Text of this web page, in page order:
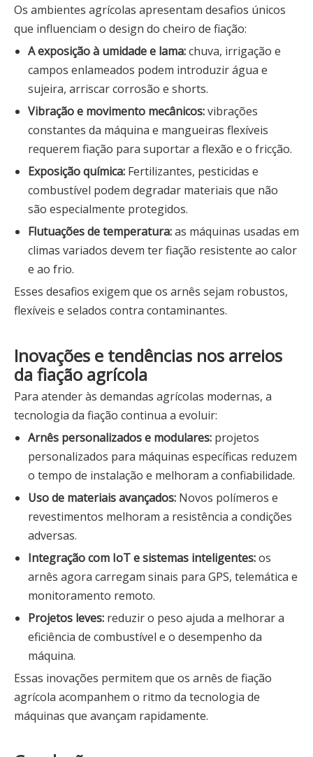
Os ambientes agrícolas apresentam desafios únicos
que influenciam o design do cheiro de fiação:
A exposição à umidade e lama:chuva, irrigação e
campos enlameados podem introduzir água e
sujeira, arriscar corrosão e shorts.
Vibração e movimento mecânicos:vibrações
constantes da máquina e mangueiras flexíveis
requerem fiação para suportar a flexão e o fricção.
Exposição química: Fertilizantes, pesticidas e
combustível podem degradar materiais que não
são especialmente protegidos.
Flutuações de temperatura:as máquinas usadas em
climas variados devem ter fiação resistente ao calor
e ao frio.
Esses desafios exigem que os arnês sejam robustos,
flexíveis e selados contra contaminantes.
Inovações e tendências nos arreios
da fiação agrícola
Para atender às demandas agrícolas modernas, a
tecnologia da fiação continua a evoluir:
Arnês personalizados e modulares: projetos
personalizados para máquinas específicas reduzem
o tempo de instalação e melhoram a confiabilidade.
Uso de materiais avançados: Novos polímeros e
revestimentos melhoram a resistência a condições
adversas.
Integração com IoT e sistemas inteligentes:os
arnês agora carregam sinais para GPS, telemática e
monitoramento remoto.
Projetos leves: reduzir o peso ajuda a melhorar a
eficiência de combustível e o desempenho da
máquina.
Essas inovações permitem que os arnês de fiação
agrícola acompanhem o ritmo da tecnologia de
máquinas que avançam rapidamente.